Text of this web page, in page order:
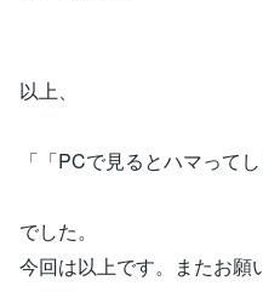
以上、
「「PCで見るとハマって
でした。
今回は以上です。またお願